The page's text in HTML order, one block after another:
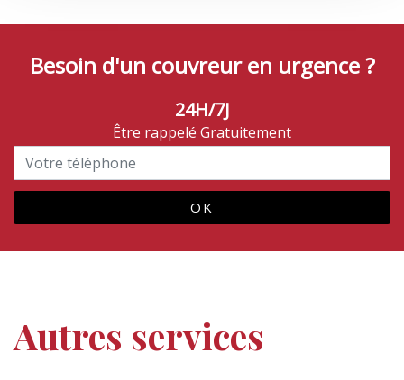
Besoin d'un couvreur en urgence ?
24H/7J
Être rappelé Gratuitement
Autres services